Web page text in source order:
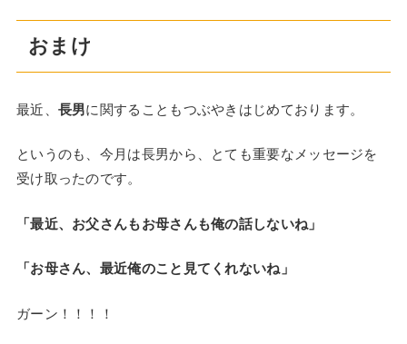
おまけ
最近、 長男に関することもつぶやきはじめております。
というのも、今月は長男から、とても重要なメッセージを
受け取ったのです。
「最近、お父さんもお母さんも俺の話しないね」
「お母さん、最近俺のこと見てくれないね」
ガーン！！！！